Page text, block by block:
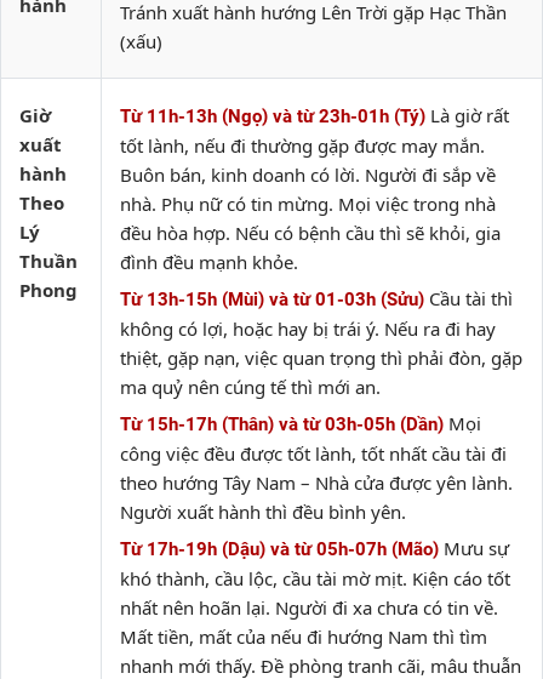
hành
Tránh xuất hành hướng Lên Trời gặp Hạc Thần
(xấu)
Giờ
xuất
hành
Theo
Lý
Thuần
Phong
Từ 11h-13h (Ngọ) và từ 23h-01h (Tý) Là giờ rất
tốt lành, nếu đi thường gặp được may mắn.
Buôn bán, kinh doanh có lời. Người đi sắp về
nhà. Phụ nữ có tin mừng. Mọi việc trong nhà
đều hòa hợp. Nếu có bệnh cầu thì sẽ khỏi, gia
đình đều mạnh khỏe.
Từ 13h-15h (Mùi) và từ 01-03h (Sửu) Cầu tài thì
không có lợi, hoặc hay bị trái ý. Nếu ra đi hay
thiệt, gặp nạn, việc quan trọng thì phải đòn, gặp
ma quỷ nên cúng tế thì mới an.
Từ 15h-17h (Thân) và từ 03h-05h (Dần) Mọi
công việc đều được tốt lành, tốt nhất cầu tài đi
theo hướng Tây Nam – Nhà cửa được yên lành.
Người xuất hành thì đều bình yên.
Từ 17h-19h (Dậu) và từ 05h-07h (Mão) Mưu sự
khó thành, cầu lộc, cầu tài mờ mịt. Kiện cáo tốt
nhất nên hoãn lại. Người đi xa chưa có tin về.
Mất tiền, mất của nếu đi hướng Nam thì tìm
nhanh mới thấy. Đề phòng tranh cãi, mâu thuẫn